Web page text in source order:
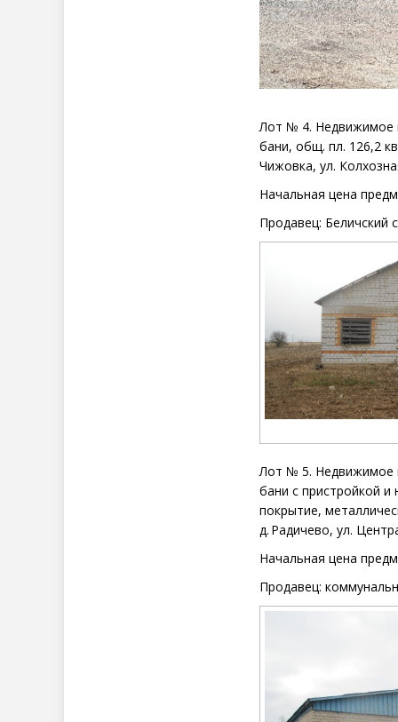
Лот № 4. Недвижимое
бани, общ. пл. 126,2
Чижовка, ул.
Начальная цена
Продавец: Беличский
Лот № 5. Недвижимое
бани с пристройкой
покрытие,
д. Радичево, ул.
Начальная цена
Продавец: к